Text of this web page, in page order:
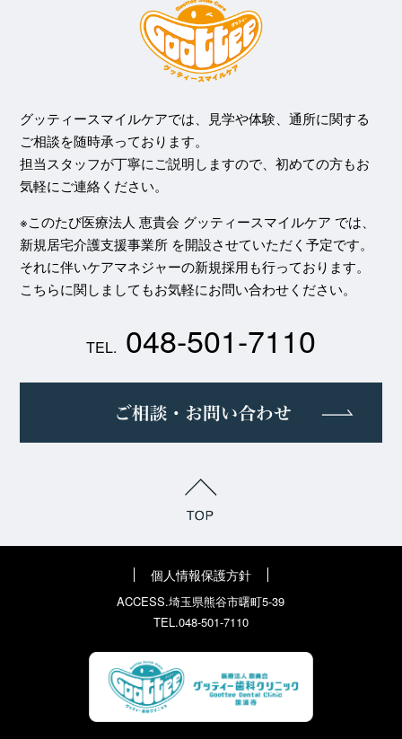
グッティースマイルケアでは、見学や体験、通所に関する
ご相談を随時承っております。
担当スタッフが丁寧にご説明しますので、初めての方もお
気軽にご連絡ください。
※このたび医療法人 恵貴会 グッティースマイルケア では、
新規居宅介護支援事業所 を開設させていただく予定です。
それに伴いケアマネジャーの新規採用も行っております。
こちらに関しましてもお気軽にお問い合わせください。
TEL. 048-501-7110
個人情報保護方針
ACCESS.埼玉県熊谷市曙町5-39
TEL.048-501-7110